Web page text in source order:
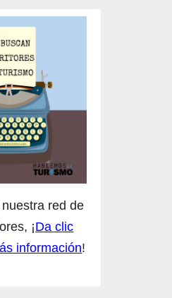
red de
¡Da clic
información!